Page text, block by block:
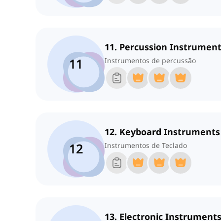
11
11. Percussion
Instrumentos de percussão
12
12. Keyboard Instruments
Instrumentos de Teclado
13. Electronic Instruments